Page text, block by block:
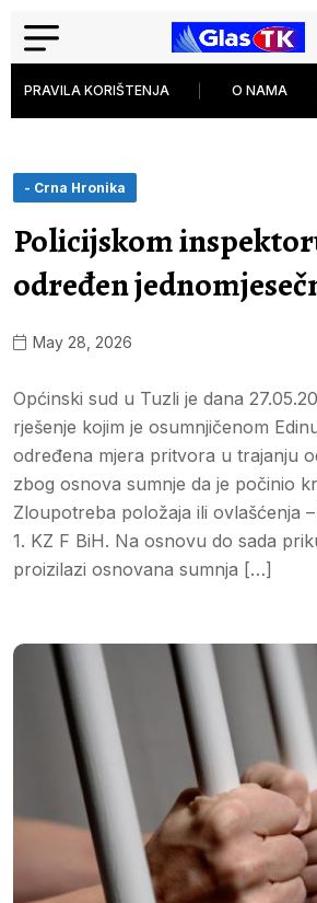
PRAVILA KORIŠTENJA O NAMA
- Crna Hronika
Policijskom
određen
May 28, 2026
Općinski sud u Tuzli je dana
rješenje kojim je osumnjičenom
određena mjera pritvora u trajanju
zbog osnova sumnje da je počinio
Zloupotreba položaja ili ovlašćenja
1. KZ F BiH. Na osnovu do sada
proizilazi osnovana sumnja […]